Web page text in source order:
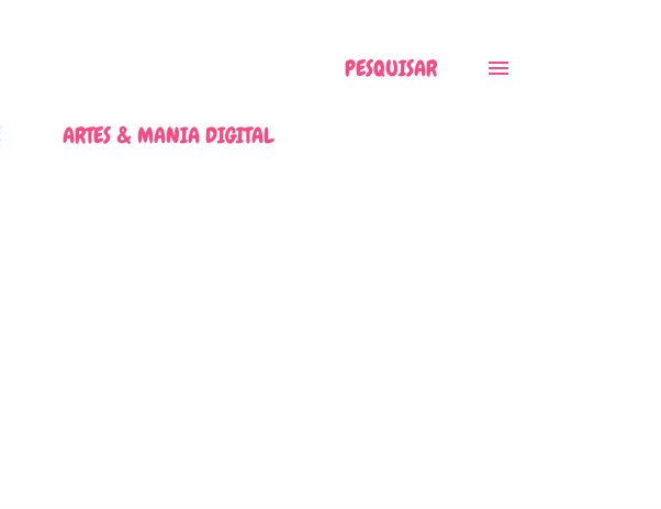
PESQUISAR
ARTES & MANIA DIGITAL